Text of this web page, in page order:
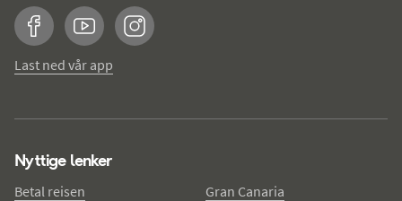
FacebookYouTubeInstagram
Last ned vår app
Nyttige lenker
Betal reisen
Gran Canaria